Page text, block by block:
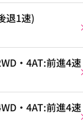
退1速)
・4AT:前進4速
・4AT:前進4速